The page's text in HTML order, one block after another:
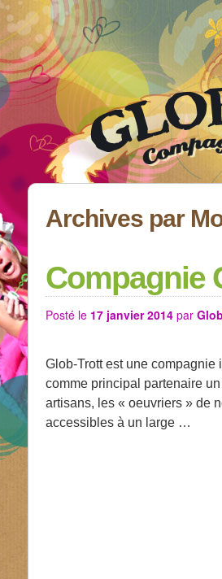
Archives par
Compagnie
Posté le 17 janvier 2014 par
Glob-Trott est une
comme principal partenaire
artisans, les « oeuvriers » de
accessibles à un large …